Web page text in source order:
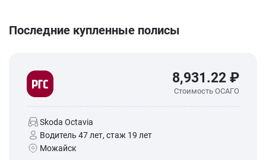
Последние купленные полисы
8,931.22 ₽
Стоимость ОСАГО
Skoda Octavia
Водитель 47 лет, стаж 19 лет
Можайск